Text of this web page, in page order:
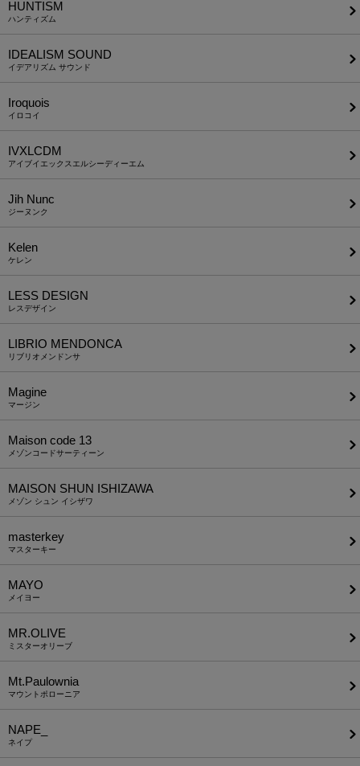
HUNTISM
ハンティズム
IDEALISM SOUND
イデアリズム サウンド
Iroquois
イロコイ
IVXLCDM
アイブイエックスエルシーディーエム
Jih Nunc
ジーヌンク
Kelen
ケレン
LESS DESIGN
レスデザイン
LIBRIO MENDONCA
リブリオメンドンサ
Magine
マージン
Maison code 13
メゾンコードサーティーン
MAISON SHUN ISHIZAWA
メゾン シュン イシザワ
masterkey
マスターキー
MAYO
メイヨー
MR.OLIVE
ミスターオリーブ
Mt.Paulownia
マウントポローニア
NAPE_
ネイプ